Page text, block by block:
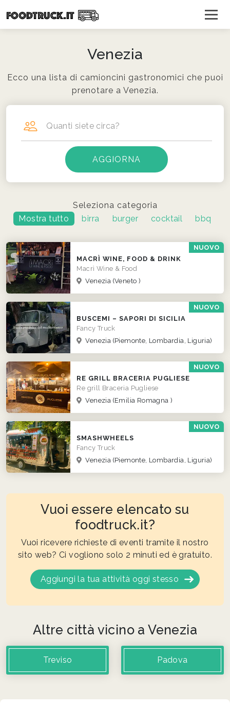
Venezia
Ecco una lista di camioncini gastronomici che puoi
prenotare a Venezia.
Quanti siete circa?
Seleziona categoria
Mostra tutto
birra burger cocktail bbq
NUOVO
MACRÌ WINE, FOOD & DRINK
Macrì Wine & Food
Venezia (Veneto )
NUOVO
BUSCEMI – SAPORI DI SICILIA
Fancy Truck
Venezia (Piemonte, Lombardia, Liguria)
NUOVO
RE GRILL BRACERIA PUGLIESE
Re grill Braceria Pugliese
Venezia (Emilia Romagna )
NUOVO
SMASHWHEELS
Fancy Truck
Venezia (Piemonte, Lombardia, Liguria)
Vuoi essere elencato su
foodtruck.it?
Vuoi ricevere richieste di eventi tramite il nostro
sito web? Ci vogliono solo 2 minuti ed è gratuito.
Aggiungi la tua attività oggi stesso
Altre città vicino a Venezia
Treviso Padova